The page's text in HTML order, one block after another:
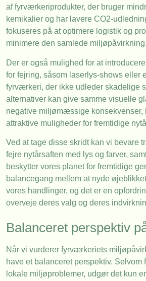
af fyrværkeriprodukter, der bruger
kemikalier og har lavere CO2-
fokuseres på at optimere logistik og
minimere den samlede miljøpåvirkning.
Der er også mulighed for at
for fejring, såsom laserlys-shows eller
fyrværkeri, der ikke udleder skadelige
alternativer kan give samme visuelle
negative miljømæssige konsekvenser,
attraktive muligheder for fremtidige
Ved at tage disse skridt kan vi bevare
fejre nytårsaften med lys og farver,
beskytter vores planet for fremtidige
balancegang mellem at nyde
vores handlinger, og det er en
overveje deres valg og deres
Balanceret perspektiv
Når vi vurderer fyrværkeriets
have et balanceret perspektiv. Selvom
lokale miljøproblemer, udgør det kun